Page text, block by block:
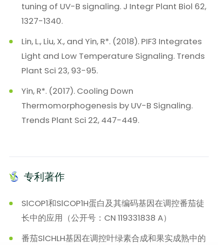
tuning of UV-B signaling. J Integr Plant Biol 62,
1327-1340.
Lin, L., Liu, X., and Yin, R*. (2018). PIF3 Integrates
Light and Low Temperature Signaling. Trends
Plant Sci 23, 93-95.
Yin, R*. (2017). Cooling Down
Thermomorphogenesis by UV-B Signaling.
Trends Plant Sci 22, 447-449.
专利著作
SlCOP1和SlCOP1H蛋白及其编码基因在调控番茄徒
长中的应用（公开号：CN 119331838 A）
番茄SlCHLH基因在调控叶绿素合成和果实成熟中的